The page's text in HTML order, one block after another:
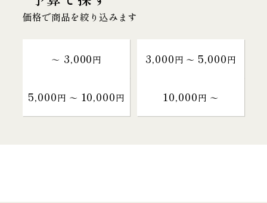
価格で商品を絞り込みます
～ 3,000円 3,000円 〜 5,000円
5,000円 〜 10,000円 10,000円 〜